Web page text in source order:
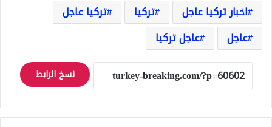
اخبار تركيا عاجل
تركيا
تركيا عاجل
عاجل
عاجل تركيا
نسخ الرابط